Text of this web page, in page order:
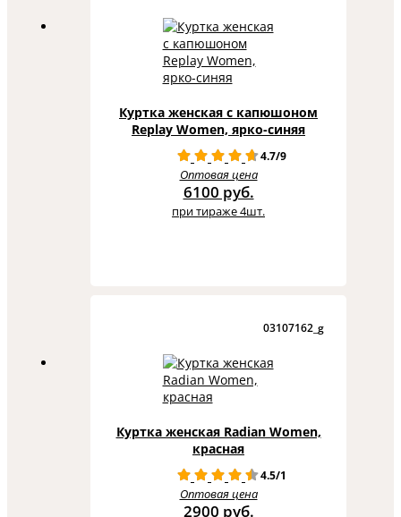
Куртка женская с капюшоном
Replay Women, ярко-синяя
4.7/9
Оптовая цена
6100 руб.
при тираже 4шт.
03107162_g
Куртка женская Radian Women,
красная
4.5/1
Оптовая цена
2900 руб.